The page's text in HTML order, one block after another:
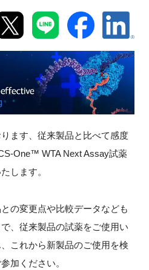
ます、従来製品と比べて感度
One™ WTA Next Assay試薬
します。
の変更点や比較データなども
、従来製品の試薬をご使用い
これから新製品のご使用を検
加ください。